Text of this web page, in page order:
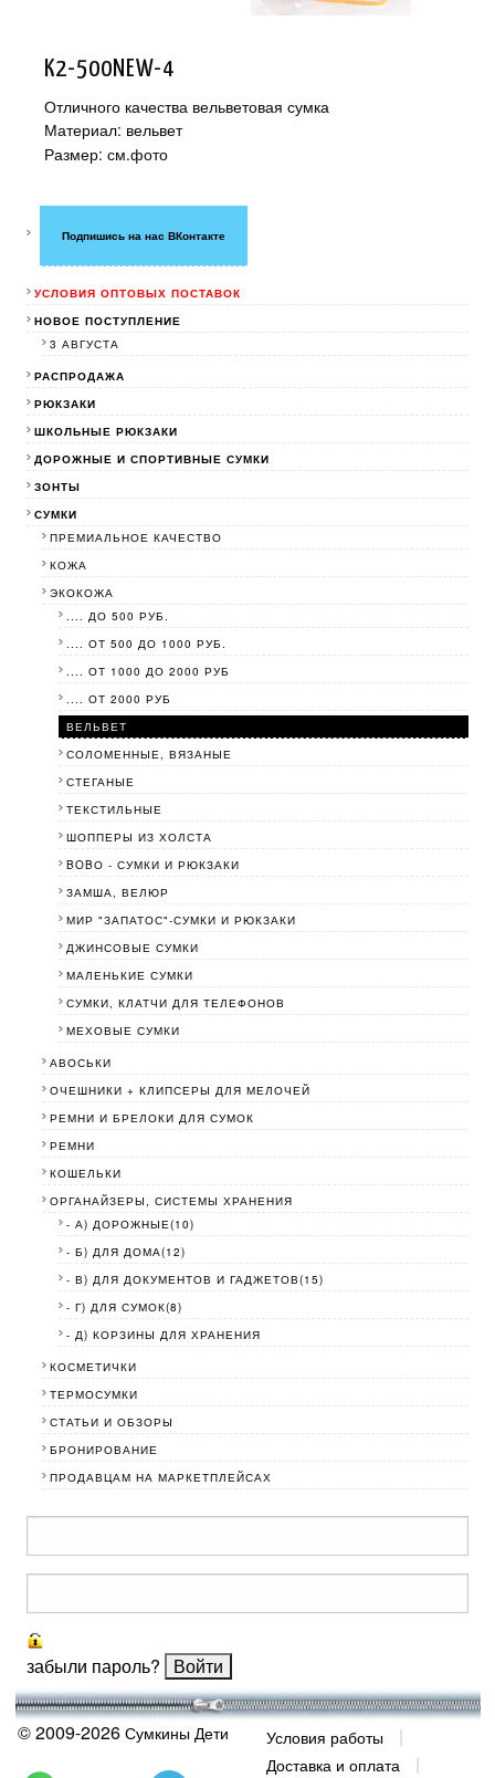
K2-500NEW-4
Отличного качества вельветовая сумка
Материал: вельвет
Размер: см.фото
Подпишись на нас ВКонтакте
УСЛОВИЯ ОПТОВЫХ ПОСТАВОК
НОВОЕ ПОСТУПЛЕНИЕ
3 АВГУСТА
РАСПРОДАЖА
РЮКЗАКИ
ШКОЛЬНЫЕ РЮКЗАКИ
ДОРОЖНЫЕ И СПОРТИВНЫЕ СУМКИ
ЗОНТЫ
СУМКИ
ПРЕМИАЛЬНОЕ КАЧЕСТВО
КОЖА
ЭКОКОЖА
.... ДО 500 РУБ.
.... ОТ 500 ДО 1000 РУБ.
.... ОТ 1000 ДО 2000 РУБ
.... ОТ 2000 РУБ
ВЕЛЬВЕТ
СОЛОМЕННЫЕ, ВЯЗАНЫЕ
СТЕГАНЫЕ
ТЕКСТИЛЬНЫЕ
ШОППЕРЫ ИЗ ХОЛСТА
BOBО - СУМКИ И РЮКЗАКИ
ЗАМША, ВЕЛЮР
МИР "ЗАПАТОС"-СУМКИ И РЮКЗАКИ
ДЖИНСОВЫЕ СУМКИ
МАЛЕНЬКИЕ СУМКИ
СУМКИ, КЛАТЧИ ДЛЯ ТЕЛЕФОНОВ
МЕХОВЫЕ СУМКИ
АВОСЬКИ
ОЧЕШНИКИ + КЛИПСЕРЫ ДЛЯ МЕЛОЧЕЙ
РЕМНИ И БРЕЛОКИ ДЛЯ СУМОК
РЕМНИ
КОШЕЛЬКИ
ОРГАНАЙЗЕРЫ, СИСТЕМЫ ХРАНЕНИЯ
- А) ДОРОЖНЫЕ(10)
- Б) ДЛЯ ДОМА(12)
- В) ДЛЯ ДОКУМЕНТОВ И ГАДЖЕТОВ(15)
- Г) ДЛЯ СУМОК(8)
- Д) КОРЗИНЫ ДЛЯ ХРАНЕНИЯ
КОСМЕТИЧКИ
ТЕРМОСУМКИ
СТАТЬИ И ОБЗОРЫ
БРОНИРОВАНИЕ
ПРОДАВЦАМ НА МАРКЕТПЛЕЙСАХ
забыли пароль?
© 2009-2026 Сумкины Дети
Условия работы
Доставка и оплата